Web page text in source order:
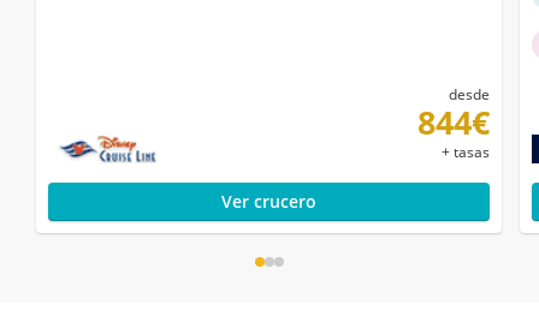
desde
844€
+ tasas
Ver crucero